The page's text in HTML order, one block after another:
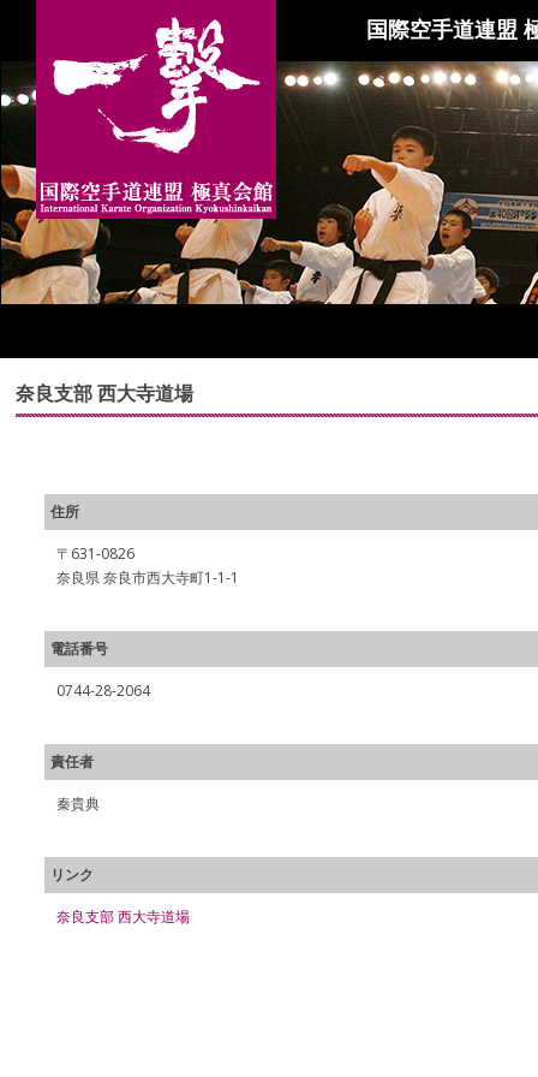
国際空手道連盟
奈良支部 西大寺道場
住所
〒631-0826
奈良県 奈良市西大寺町1-1-1
電話番号
0744-28-2064
責任者
秦貴典
リンク
奈良支部 西大寺道場